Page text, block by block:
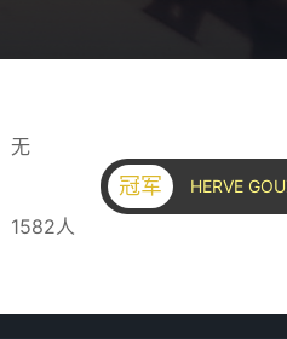
无
1582人
冠军 HERVE